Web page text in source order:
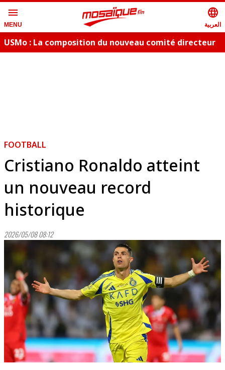
menu
MENU
language
العربية
USMo : La composition du nouveau comité directeur
FOOTBALL
Cristiano Ronaldo atteint
un nouveau record
historique
2026/05/08 08:12